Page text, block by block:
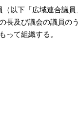
以下「広域連合議員
長及び議会の議員の
って組織する。